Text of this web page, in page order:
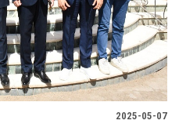
2025-05-07